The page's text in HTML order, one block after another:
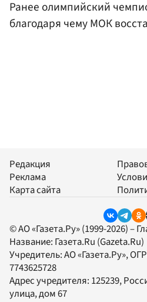
Ранее олимпийский
благодаря чему МОК
Редакция
Реклама
Карта сайта
© АО «Газета.Ру» (1999-2026) –
Название: Газета.Ru (Gazeta.Ru)
Учредитель:АО «Газета.Ру»,
7743625728
Адрес учредителя: 125239,
улица, дом 67